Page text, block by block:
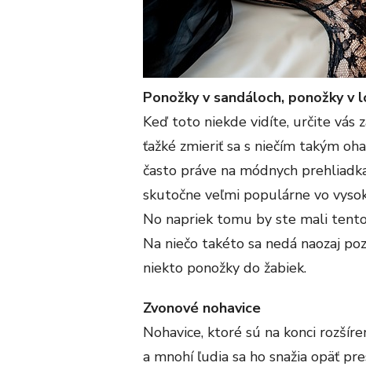
Ponožky v sandáloch, ponožky v
Keď toto niekde vidíte, určite vás
ťažké zmieriť sa s niečím takým
často práve na módnych
skutočne veľmi populárne vo
No napriek tomu by ste mali
Na niečo takéto sa nedá naozaj
niekto ponožky do žabiek.
Zvonové nohavice
Nohavice, ktoré sú na konci
a mnohí ľudia sa ho snažia opäť